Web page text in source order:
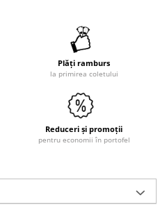
Plăți ramburs
la primirea coletului
Reduceri și promoții
pentru economii în portofel